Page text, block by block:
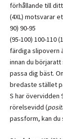
förhållande till ditt
(4XL) motsvarar
90) 90-95
(95-100) 100-110
färdiga slipovern
innan du
passa dig bäst.
bredaste stället
S har övervidden
rörelsevidd (
passform, kan